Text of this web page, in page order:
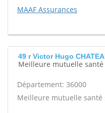
MAAF Assurances
49 r Victor Hugo
Meilleure mutuelle
Département: 36000
Meilleure mutuelle santé